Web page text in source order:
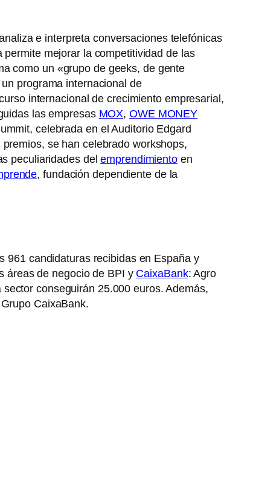
e interpreta conversaciones telefónicas
mejorar la competitividad de las
como un «grupo de geeks, de gente
programa internacional de
internacional de crecimiento empresarial,
las empresas MOX,OWE MONEY
celebrada en el Auditorio Edgard
se han celebrado workshops,
peculiaridades delemprendimientoen
, fundación dependiente de la
961 candidaturas recibidas en España y
áreas de negocio de BPI y CaixaBank: Agro
conseguirán 25.000 euros. Además,
CaixaBank.